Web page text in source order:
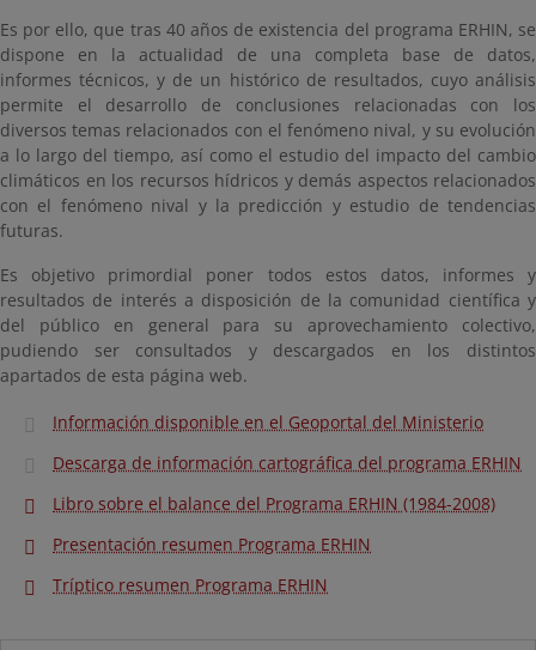
Es por ello, que tras 40 años de existencia del programa ERHIN, se
dispone en la actualidad de una completa base de datos,
informes técnicos, y de un histórico de resultados, cuyo análisis
permite el desarrollo de conclusiones relacionadas con los
diversos temas relacionados con el fenómeno nival, y su evolución
a lo largo del tiempo, así como el estudio del impacto del cambio
climáticos en los recursos hídricos y demás aspectos relacionados
con el fenómeno nival y la predicción y estudio de tendencias
futuras.
Es objetivo primordial poner todos estos datos, informes y
resultados de interés a disposición de la comunidad científica y
del público en general para su aprovechamiento colectivo,
pudiendo ser consultados y descargados en los distintos
apartados de esta página web.
Información disponible en el Geoportal del Ministerio
Descarga de información cartográfica del programa ERHIN
Libro sobre el balance del Programa ERHIN (1984-2008)
Presentación resumen Programa ERHIN
Tríptico resumen Programa ERHIN